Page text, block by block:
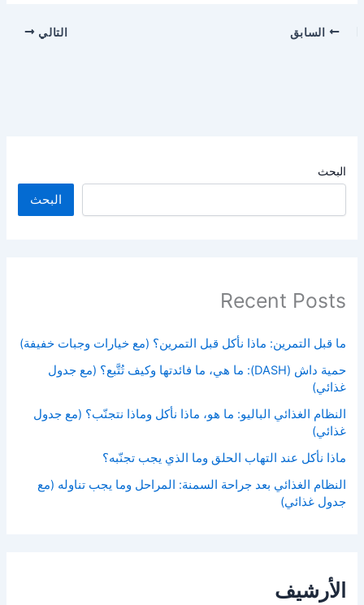
البحث
البحث
Recent Posts
ما قبل التمرين: ماذا نأكل قبل التمرين؟ (مع خيارات وجبات خفيفة)
حمية داش (DASH): ما هي، ما فائدتها وكيف تُتَّبع؟ (مع جدول
غذائي)
النظام الغذائي الباليو: ما هو، ماذا نأكل وماذا نتجنّب؟ (مع جدول
غذائي)
ماذا نأكل عند التهاب الحلق وما الذي يجب تجنّبه؟
النظام الغذائي بعد جراحة السمنة: المراحل وما يجب تناوله (مع
جدول غذائي)
الأرشيف
السابق التالي